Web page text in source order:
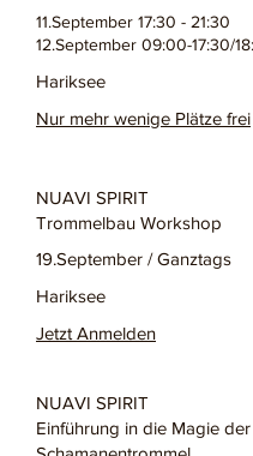
11.September 17:30 - 21:30
12.September 09:00-17:30/
Hariksee
Nur mehr wenige Plätze frei
NUAVI SPIRIT
Trommelbau Workshop
19.September / Ganztags
Hariksee
Jetzt Anmelden
NUAVI SPIRIT
Einführung in die Magie der